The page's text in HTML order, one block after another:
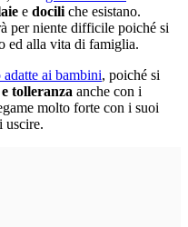
e docili che esistano.
per niente difficile poiché si
ed alla vita di famiglia.
adatte ai bambini, poiché si
tolleranza anche con i
molto forte con i suoi
uscire.